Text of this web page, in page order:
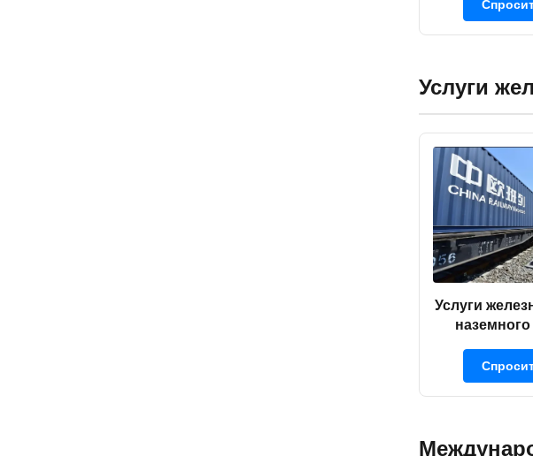
Услуги
Услуги